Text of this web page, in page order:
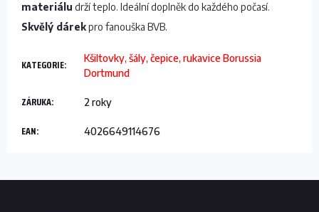
materiálu drží teplo. Ideální doplněk do každého počasí.
Skvělý dárekpro fanouška BVB.
KATEGORIE:
Kšiltovky, šály, čepice, rukavice Borussia
Dortmund
ZÁRUKA: 2 roky
EAN: 4026649114676
Z